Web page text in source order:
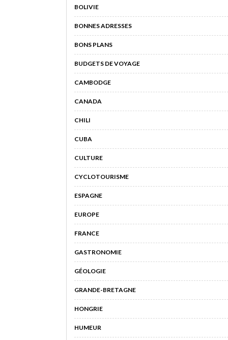
BOLIVIE
BONNES ADRESSES
BONS PLANS
BUDGETS DE VOYAGE
CAMBODGE
CANADA
CHILI
CUBA
CULTURE
CYCLOTOURISME
ESPAGNE
EUROPE
FRANCE
GASTRONOMIE
GÉOLOGIE
GRANDE-BRETAGNE
HONGRIE
HUMEUR